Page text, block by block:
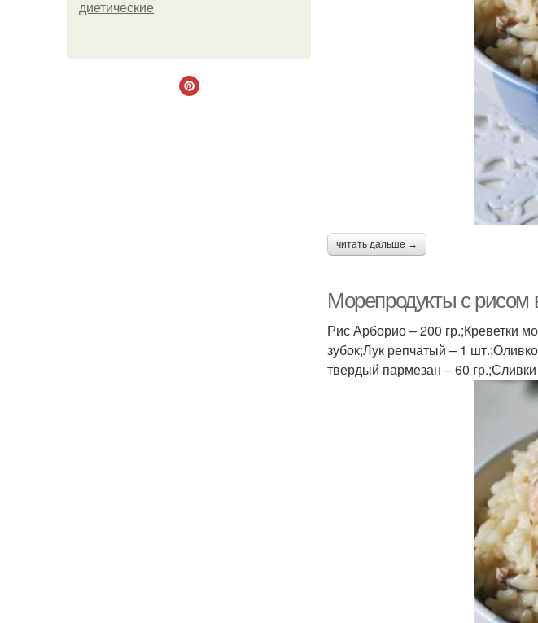
диетические
читать дальше →
Морепродукты с рисом
Рис Арборио – 200 гр.;Креветки
зубок;Лук репчатый – 1
твердый пармезан – 60